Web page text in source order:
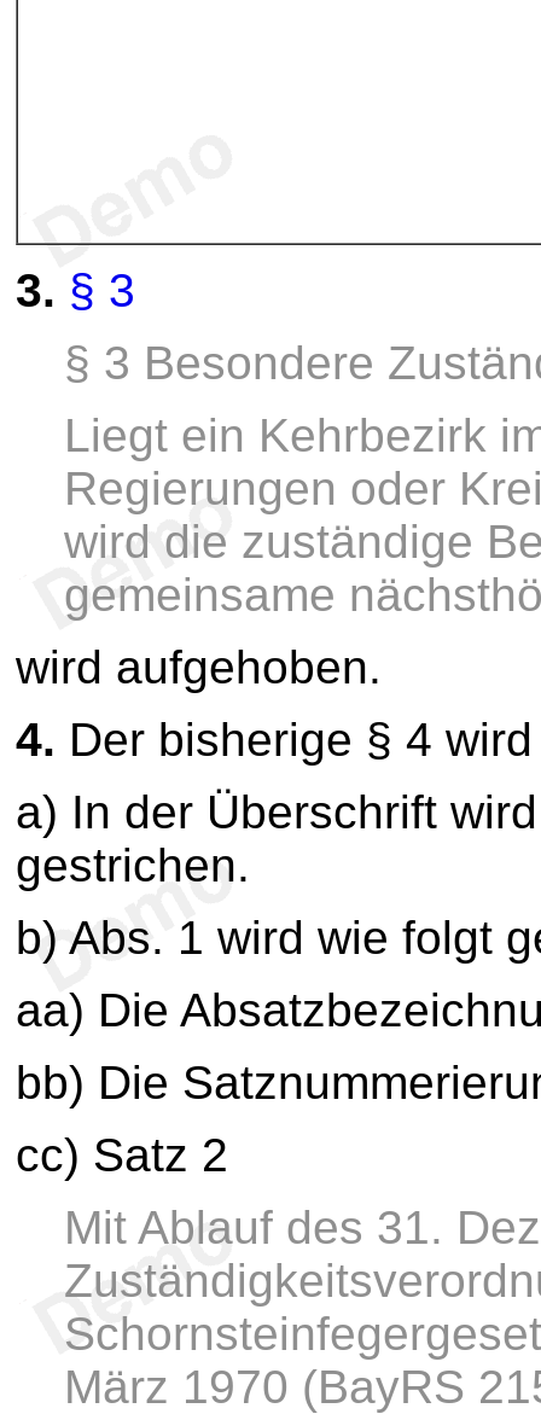
3. § 3
§ 3 Besondere
Liegt ein Kehrbezirk
Regierungen oder
wird die zuständige
gemeinsame
wird aufgehoben.
4. Der bisherige § 4
a) In der Überschrift
gestrichen.
b) Abs. 1 wird wie folgt
aa) Die
bb) Die
cc) Satz 2
Mit Ablauf des 31.
März 1970 (BayRS